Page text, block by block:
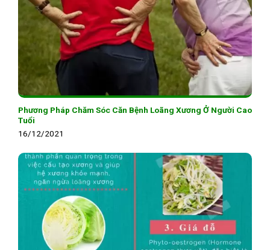
Phương Pháp Chăm Sóc Căn Bệnh Loãng Xương Ở Người Cao
Tuổi
16/12/2021